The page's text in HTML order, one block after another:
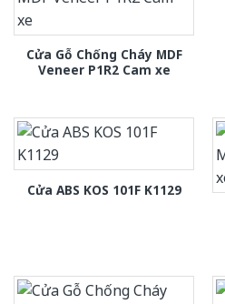
Cửa Gỗ Chống Cháy MDF
Veneer P1R2 Cam xe
Cửa ABS KOS 101F K1129